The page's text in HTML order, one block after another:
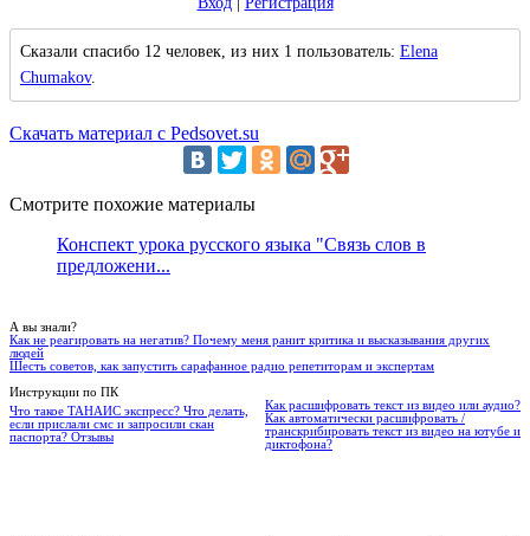
Сказали спасибо 12 человек, из них 1 пользователь: Elena
Chumakov.
Скачать материал с Pedsovet.su
Смотрите похожие материалы
Конспект урока русского языка "Связь слов в
предложени...
А вы знали?
Как не реагировать на негатив? Почему меня ранит критика и высказывания других
людей
Шесть советов, как запустить сарафанное радио репетиторам и экспертам
Инструкции по ПК
Что такое ТАНАИС экспресс? Что делать,
если прислали смс и запросили скан
паспорта? Отзывы
Как расшифровать текст из видео или аудио?
Как автоматически расшифровать /
транскрибировать текст из видео на ютубе и
диктофона?